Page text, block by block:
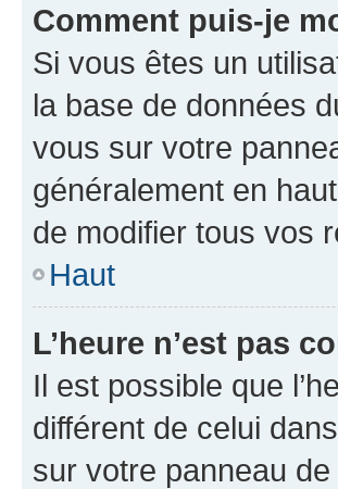
Comment puis-je
Si vous êtes un
la base de données
vous sur votre
généralement en
de modifier tous vos
Haut
L’heure n’est pas
Il est possible que
différent de celui
sur votre panneau